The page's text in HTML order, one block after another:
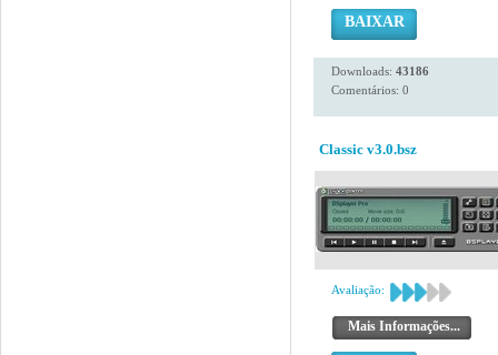
BAIXAR
Downloads: 43186
Comentários: 0
Classic v3.0.bsz
Avaliação:
Mais Informações...